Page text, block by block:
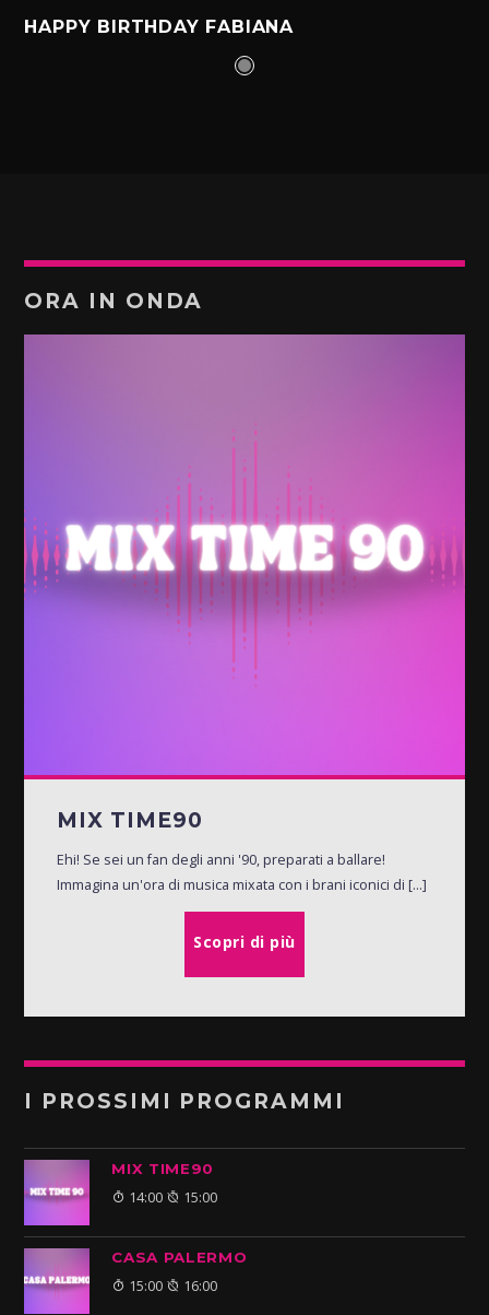
HAPPY BIRTHDAY FABIANA
ORA IN ONDA
MIX TIME90
Ehi! Se sei un fan degli anni '90, preparati a ballare!
Immagina un'ora di musica mixata con i brani iconici di [...]
Scopri di più
I PROSSIMI PROGRAMMI
MIX TIME90
14:00 15:00
CASA PALERMO
15:00 16:00